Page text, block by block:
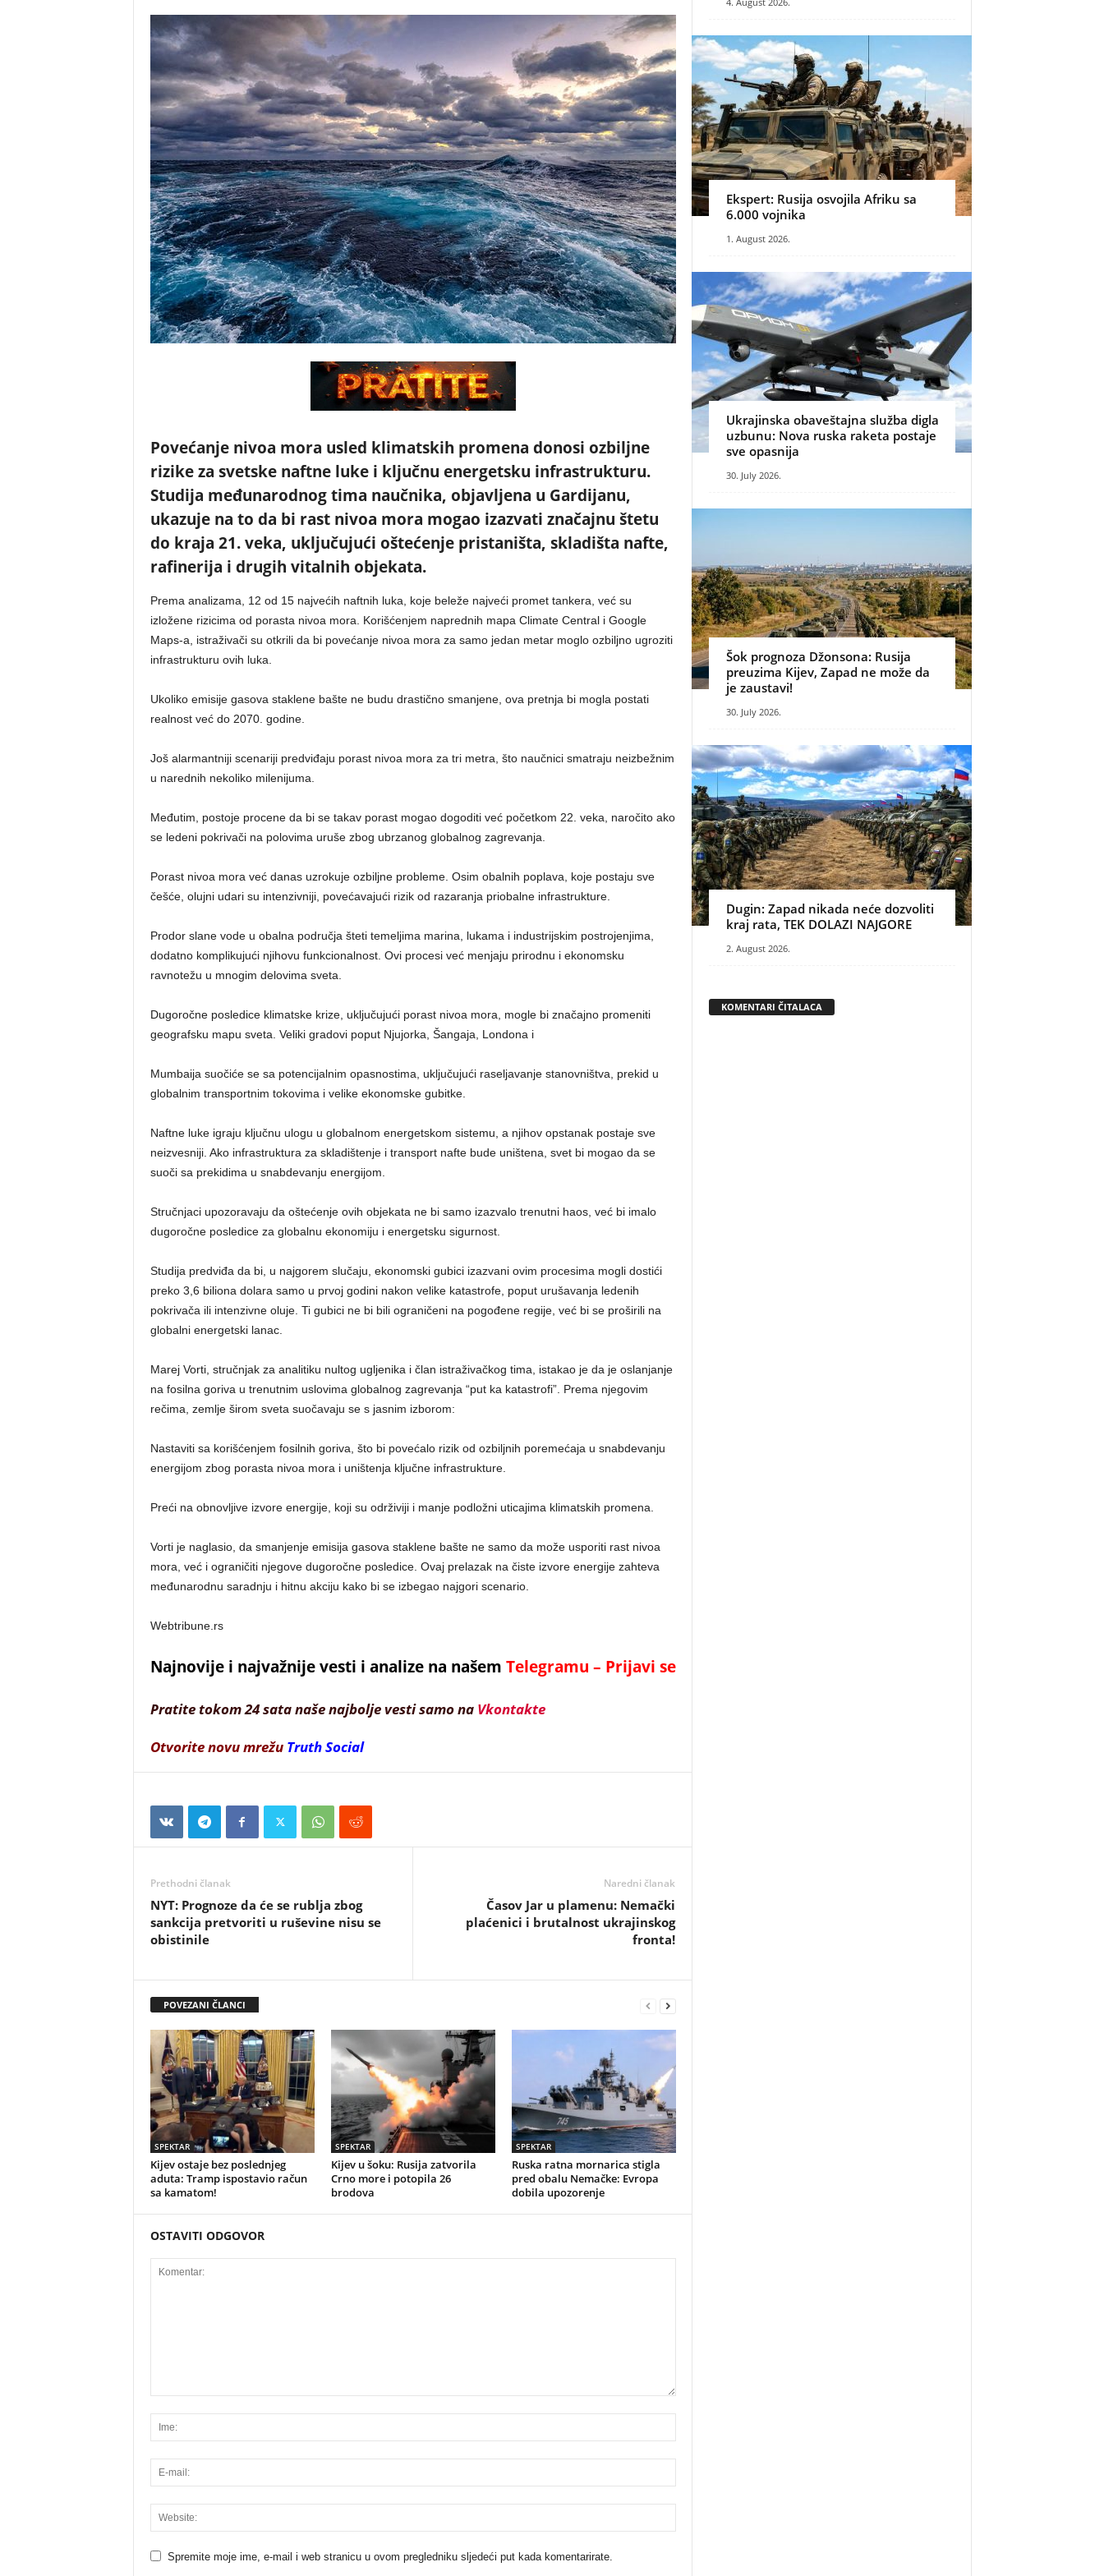
Povećanje nivoa mora usled klimatskih promena donosi ozbiljne
rizike za svetske naftne luke i ključnu energetsku infrastrukturu.
Studija međunarodnog tima naučnika, objavljena u Gardijanu,
ukazuje na to da bi rast nivoa mora mogao izazvati značajnu štetu
do kraja 21. veka, uključujući oštećenje pristaništa, skladišta nafte,
rafinerija i drugih vitalnih objekata.
Prema analizama, 12 od 15 najvećih naftnih luka, koje beleže najveći promet tankera, već su
izložene rizicima od porasta nivoa mora. Korišćenjem naprednih mapa Climate Central i Google
Maps-a, istraživači su otkrili da bi povećanje nivoa mora za samo jedan metar moglo ozbiljno ugroziti
infrastrukturu ovih luka.
Ukoliko emisije gasova staklene bašte ne budu drastično smanjene, ova pretnja bi mogla postati
realnost već do 2070. godine.
Još alarmantniji scenariji predviđaju porast nivoa mora za tri metra, što naučnici smatraju neizbežnim
u narednih nekoliko milenijuma.
Međutim, postoje procene da bi se takav porast mogao dogoditi već početkom 22. veka, naročito ako
se ledeni pokrivači na polovima uruše zbog ubrzanog globalnog zagrevanja.
Porast nivoa mora već danas uzrokuje ozbiljne probleme. Osim obalnih poplava, koje postaju sve
češće, olujni udari su intenzivniji, povećavajući rizik od razaranja priobalne infrastrukture.
Prodor slane vode u obalna područja šteti temeljima marina, lukama i industrijskim postrojenjima,
dodatno komplikujući njihovu funkcionalnost. Ovi procesi već menjaju prirodnu i ekonomsku
ravnotežu u mnogim delovima sveta.
Dugoročne posledice klimatske krize, uključujući porast nivoa mora, mogle bi značajno promeniti
geografsku mapu sveta. Veliki gradovi poput Njujorka, Šangaja, Londona i
Mumbaija suočiće se sa potencijalnim opasnostima, uključujući raseljavanje stanovništva, prekid u
globalnim transportnim tokovima i velike ekonomske gubitke.
Naftne luke igraju ključnu ulogu u globalnom energetskom sistemu, a njihov opstanak postaje sve
neizvesniji. Ako infrastruktura za skladištenje i transport nafte bude uništena, svet bi mogao da se
suoči sa prekidima u snabdevanju energijom.
Stručnjaci upozoravaju da oštećenje ovih objekata ne bi samo izazvalo trenutni haos, već bi imalo
dugoročne posledice za globalnu ekonomiju i energetsku sigurnost.
Studija predviđa da bi, u najgorem slučaju, ekonomski gubici izazvani ovim procesima mogli dostići
preko 3,6 biliona dolara samo u prvoj godini nakon velike katastrofe, poput urušavanja ledenih
pokrivača ili intenzivne oluje. Ti gubici ne bi bili ograničeni na pogođene regije, već bi se proširili na
globalni energetski lanac.
Marej Vorti, stručnjak za analitiku nultog ugljenika i član istraživačkog tima, istakao je da je oslanjanje
na fosilna goriva u trenutnim uslovima globalnog zagrevanja “put ka katastrofi”. Prema njegovim
rečima, zemlje širom sveta suočavaju se s jasnim izborom:
Nastaviti sa korišćenjem fosilnih goriva, što bi povećalo rizik od ozbiljnih poremećaja u snabdevanju
energijom zbog porasta nivoa mora i uništenja ključne infrastrukture.
Preći na obnovljive izvore energije, koji su održiviji i manje podložni uticajima klimatskih promena.
Vorti je naglasio, da smanjenje emisija gasova staklene bašte ne samo da može usporiti rast nivoa
mora, već i ograničiti njegove dugoročne posledice. Ovaj prelazak na čiste izvore energije zahteva
međunarodnu saradnju i hitnu akciju kako bi se izbegao najgori scenario.
Webtribune.rs
Najnovije i najvažnije vesti i analize na našem Telegramu – Prijavi se
Pratite tokom 24 sata naše najbolje vesti samo na Vkontakte
Otvorite novu mrežu Truth Social
Prethodni članak
NYT: Prognoze da će se rublja zbog
sankcija pretvoriti u ruševine nisu se
obistinile
Naredni članak
Časov Jar u plamenu: Nemački
plaćenici i brutalnost ukrajinskog
fronta!
POVEZANI ČLANCI
SPEKTAR
Kijev ostaje bez poslednjeg
aduta: Tramp ispostavio račun
sa kamatom!
SPEKTAR
Kijev u šoku: Rusija zatvorila
Crno more i potopila 26
brodova
SPEKTAR
Ruska ratna mornarica stigla
pred obalu Nemačke: Evropa
dobila upozorenje
OSTAVITI ODGOVOR
Spremite moje ime, e-mail i web stranicu u ovom pregledniku sljedeći put kada komentarirate.
Ekspert: Rusija osvojila Afriku sa
6.000 vojnika
1. August 2026.
Ukrajinska obaveštajna služba digla
uzbunu: Nova ruska raketa postaje
sve opasnija
30. July 2026.
Šok prognoza Džonsona: Rusija
preuzima Kijev, Zapad ne može da
je zaustavi!
30. July 2026.
Dugin: Zapad nikada neće dozvoliti
kraj rata, TEK DOLAZI NAJGORE
2. August 2026.
KOMENTARI ČITALACA